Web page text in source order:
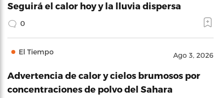
Seguirá el calor hoy y la lluvia dispersa
0
El Tiempo Ago 3, 2026
Advertencia de calor y cielos brumosos por
concentraciones de polvo del Sahara